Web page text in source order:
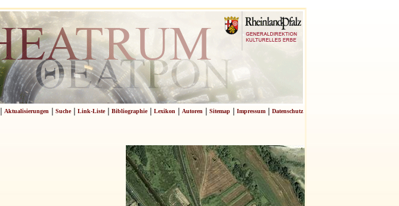
Aktualisierungen| Suche| Link-Liste| Bibliographie| Lexikon| Autoren| Sitemap| Impressum| Datenschutz